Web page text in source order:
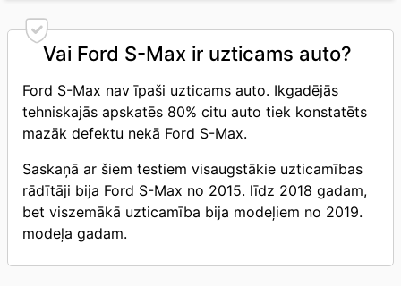
Vai Ford S-Max ir uzticams auto?
Ford S-Max nav īpaši uzticams auto. Ikgadējās
tehniskajās apskatēs 80% citu auto tiek konstatēts
mazāk defektu nekā Ford S-Max.
Saskaņā ar šiem testiem visaugstākie uzticamības
rādītāji bija Ford S-Max no 2015. līdz 2018 gadam,
bet viszemākā uzticamība bija modeļiem no 2019.
modeļa gadam.